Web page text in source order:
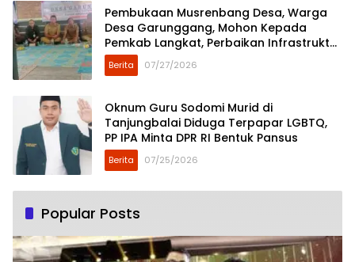
Pembukaan Musrenbang Desa, Warga
Desa Garunggang, Mohon Kepada
Pemkab Langkat, Perbaikan Infrastruktur
di Dusun Mejuah-Juah
Berita 07/27/2026
Oknum Guru Sodomi Murid di
Tanjungbalai Diduga Terpapar LGBTQ,
PP IPA Minta DPR RI Bentuk Pansus
Berita 07/25/2026
Popular Posts